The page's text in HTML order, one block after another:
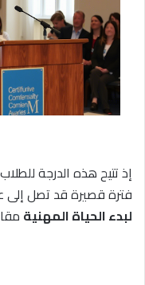
إذ تتيح هذه الدرجة للطلاب
فترة قصيرة قد تصل إلى
لبدء الحياة المهنية